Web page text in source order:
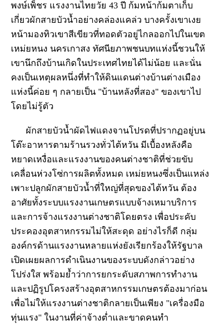
พงษ์เพ็ชร แรงงานไทยวัย 43 ปี ก้มหน้าก้มตาเก็บ
เกี่ยวผักสายบัวน้ำอย่างคล่องแคล่ว บางครั้งเขาเงย
หน้ามองทิวเขาสีเขียวที่ทอดตัวอยู่ไกลออกไปในเขต
เหม่ยหนง นครเกาสง ทัศนียภาพชนบทแห่งนี้ชวนให้
เขานึกถึงบ้านเกิดในประเทศไทยได้ไม่น้อย และนั่น
คงเป็นเหตุผลหนึ่งที่ทำให้ดินแดนต่างบ้านต่างเมือง
แห่งนี้ค่อย ๆ กลายเป็น "บ้านหลังที่สอง" ของเขาไป
โดยไม่รู้ตัว
ผักสายบัวน้ำผัดไฟแดงจานโปรดที่ปรากฏอยู่บน
โต๊ะอาหารตามร้านรวงทั่วไต้หวัน มีเบื้องหลังคือ
หยาดเหงื่อและแรงงานของคนต่างชาติที่ช่วยขับ
เคลื่อนห่วงโซ่การผลิตทั้งหมด เหม่ยหนงซึ่งเป็นแหล่ง
เพาะปลูกผักสายบัวน้ำที่ใหญ่ที่สุดของไต้หวัน ต้อง
อาศัยทั้งระบบแรงงานเกษตรแบบจ้างเหมาบริการ
และการจ้างแรงงานต่างชาติโดยตรง เพื่อประคับ
ประคองอุตสาหกรรมไม่ให้สะดุด อย่างไรก็ดี กลุ่ม
องค์กรด้านแรงงานหลายแห่งยังเรียกร้องให้รัฐบาล
เปิดเผยผลการดำเนินงานของระบบดังกล่าวอย่าง
โปร่งใส พร้อมย้ำว่าการยกระดับสภาพการทำงาน
และปฏิรูปโครงสร้างอุตสาหกรรมเกษตรต้องมาก่อน
เพื่อไม่ให้แรงงานต่างชาติกลายเป็นเพียง "เครื่องมือ
ทุ่นแรง" ในงานที่ค่าจ้างต่ำและขาดคนทำ